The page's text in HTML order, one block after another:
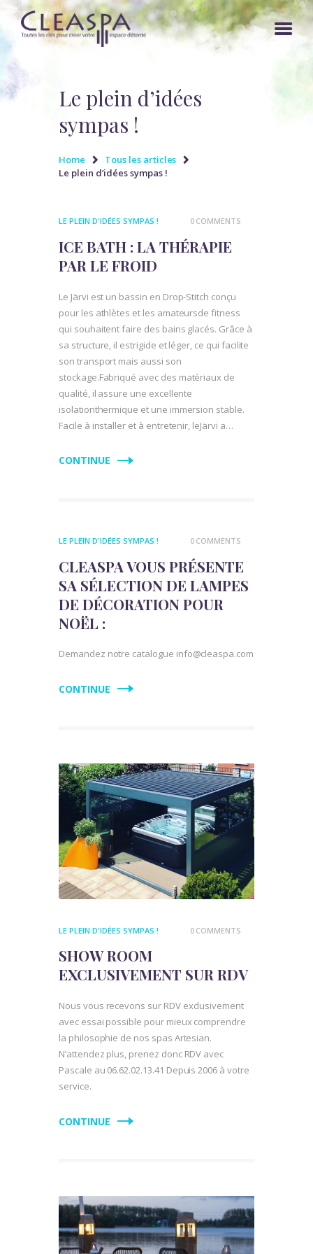
Le plein d’idées
sympas !
Home
Tous les articles
Le plein d’idées sympas !
ACCUEIL
SAUNA
MOBILIER EXTÉRIEUR
RÉALISATIONS CLEASPA
ACTUALITÉS
DEVIS
LE PLEIN D'IDÉES SYMPAS ! 0 COMMENTS
ICE BATH : LA THÉRAPIE
PAR LE FROID
Le Järvi est un bassin en Drop-Stitch conçu
pour les athlètes et les amateursde fitness
qui souhaitent faire des bains glacés. Grâce à
sa structure, il estrigide et léger, ce qui facilite
son transport mais aussi son
stockage.Fabriqué avec des matériaux de
qualité, il assure une excellente
isolationthermique et une immersion stable.
Facile à installer et à entretenir, leJärvi a…
CONTINUE
LE PLEIN D'IDÉES SYMPAS ! 0 COMMENTS
CLEASPA VOUS PRÉSENTE
SA SÉLECTION DE LAMPES
DE DÉCORATION POUR
NOËL :
Demandez notre catalogue info@cleaspa.com
CONTINUE
LE PLEIN D'IDÉES SYMPAS ! 0 COMMENTS
SHOW ROOM
EXCLUSIVEMENT SUR RDV
Nous vous recevons sur RDV exclusivement
avec essai possible pour mieux comprendre
la philosophie de nos spas Artesian.
N’attendez plus, prenez donc RDV avec
Pascale au 06.62.02.13.41 Depuis 2006 à votre
service.
CONTINUE